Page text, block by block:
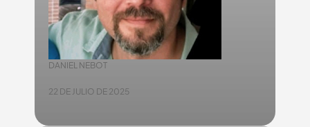
DANIEL NEBOT
22 DE JULIO DE 2025